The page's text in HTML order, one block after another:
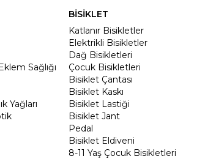
Sağlığı
Yağları
BİSİKLET
Katlanır Bisikletler
Elektrikli Bisikletler
Dağ Bisikletleri
Çocuk Bisikletleri
Bisiklet Çantası
Bisiklet Kaskı
Bisiklet Lastiği
Bisiklet Jant
Pedal
Bisiklet Eldiveni
8-11 Yaş Çocuk Bisikletleri